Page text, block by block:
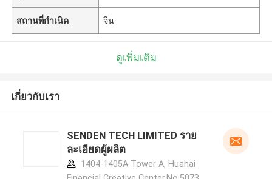
สถานที่กำเนิด จีน
ดูเพิ่มเติม
เกี่ยวกับเรา
SENDEN TECH LIMITED ราย
ละเอียดผู้ผลิต
1404-1405A Tower A, Huahai